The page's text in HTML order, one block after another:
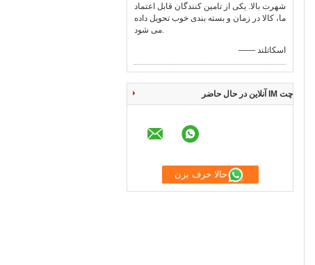
شهرت بالا. یکی از تامین کنندگان قابل اعتماد
ما، کالا در زمان و بسته بندی خوب تحویل داده
می شود.
—— اسکاتلند
چت IM آنلاین در حال حاضر
حالا حرف بزن